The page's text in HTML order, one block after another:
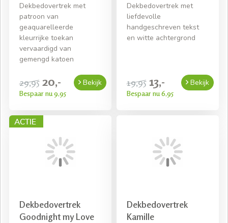
Dekbedovertrek met
patroon van
geaquarelleerde
kleurrijke toekan
vervaardigd van
gemengd katoen
29,95 20,-
Bespaar nu 9,95
Bekijk
Dekbedovertrek met
liefdevolle
handgeschreven tekst
en witte achtergrond
19,95 13,-
Bespaar nu 6,95
Bekijk
Dekbedovertrek
Goodnight my Love
Dekbedovertrek
Kamille